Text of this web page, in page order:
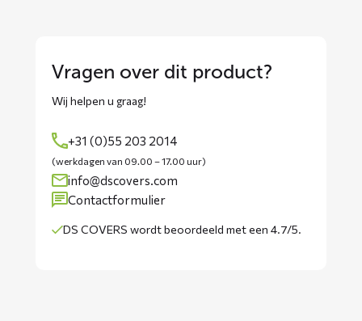
Vragen over dit product?
Wij helpen u graag!
+31 (0)55 203 2014
(werkdagen van 09.00 – 17.00 uur)
info@dscovers.com
Contactformulier
DS COVERS wordtbeoordeeld met een 4.7/5.